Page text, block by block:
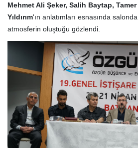
Mehmet Ali Şeker, Salih Baytap,
Yıldırım'ın anlatımları esnasında
atmosferin oluştuğu gözlendi.